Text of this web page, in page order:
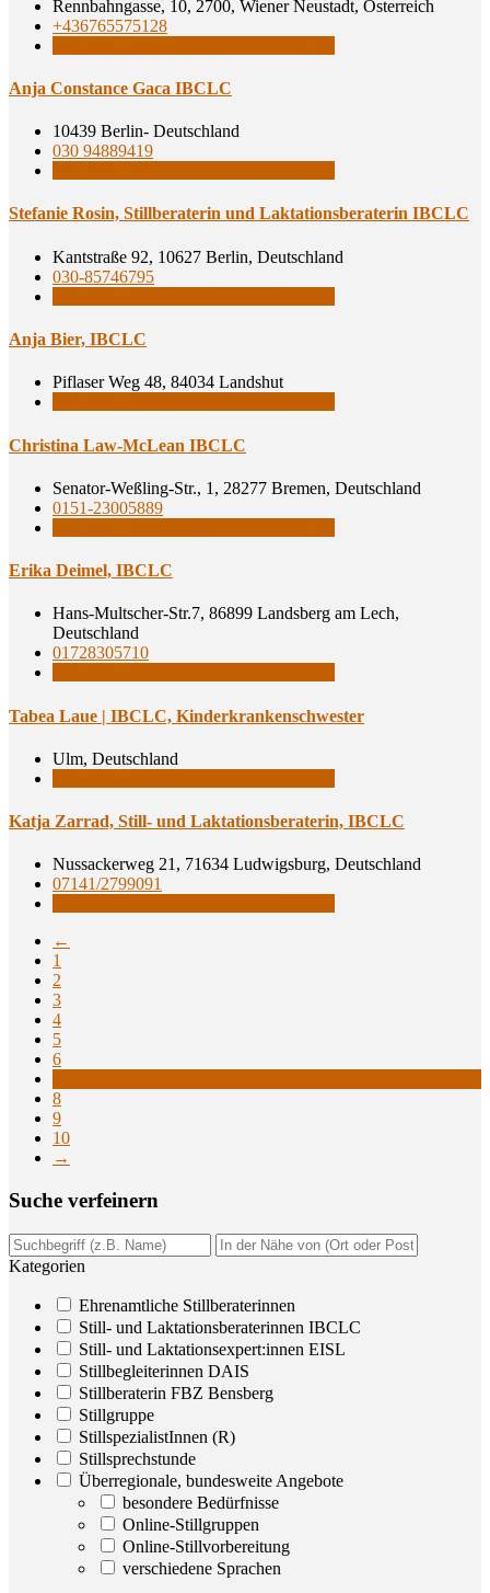
Rennbahngasse, 10, 2700, Wiener Neustadt, Österreich
+436765575128
Anja Con­s­tance Gaca IBCLC
10439 Berlin- Deutschland
030 94889419
Ste­fa­nie Rosin, Still­be­ra­te­rin und Lak­ta­ti­ons­be­ra­te­rin IBCLC
Kantstraße 92, 10627 Berlin, Deutschland
030-85746795
Anja Bier, IBCLC
Piflaser Weg 48, 84034 Landshut
Chris­ti­na Law-McLean IBCLC
Senator-Weßling-Str., 1, 28277 Bremen, Deutschland
0151-23005889
Eri­ka Dei­mel, IBCLC
Hans-Multscher-Str.7, 86899 Landsberg am Lech,
Deutschland
01728305710
Tabea Laue | IBCLC, Kinderkrankenschwester
Ulm, Deutschland
Kat­ja Zar­rad, Still- und Lak­ta­ti­ons­be­ra­te­rin, IBCLC
Nussackerweg 21, 71634 Ludwigsburg, Deutschland
07141/2799091
←
1
2
3
4
5
6
8
9
10
→
Suche ver­fei­nern
Kategorien
Ehrenamtliche Stillberaterinnen
Still- und Laktationsberaterinnen IBCLC
Still- und Laktationsexpert:innen EISL
Stillbegleiterinnen DAIS
Stillberaterin FBZ Bensberg
Stillgruppe
StillspezialistInnen (R)
Stillsprechstunde
Überregionale, bundesweite Angebote
besondere Bedürfnisse
Online-Stillgruppen
Online-Stillvorbereitung
verschiedene Sprachen